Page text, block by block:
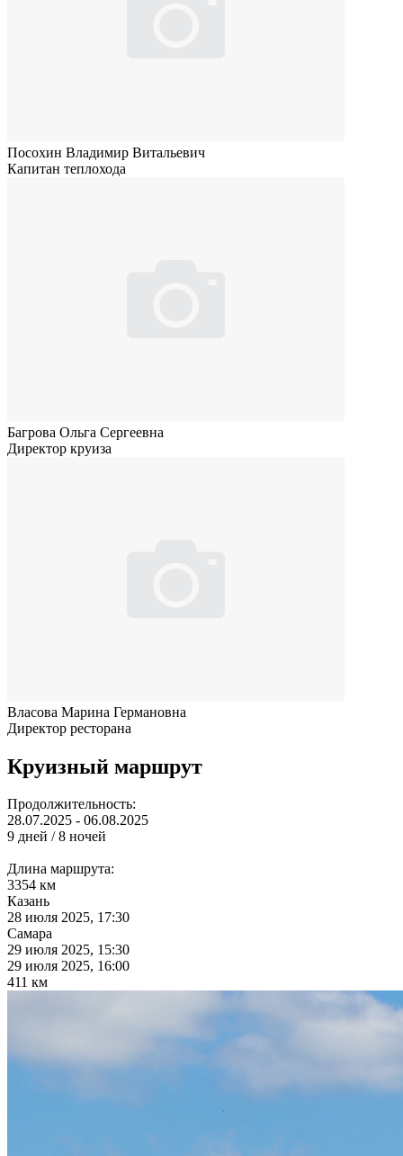
Посохин Владимир Витальевич
Капитан теплохода
Багрова Ольга Сергеевна
Директор круиза
Власова Марина Германовна
Директор ресторана
Круизный маршрут
Продолжительность:
28.07.2025 - 06.08.2025
9 дней / 8 ночей
Длина маршрута:
3354 км
Казань
28 июля 2025, 17:30
Самара
29 июля 2025, 15:30
29 июля 2025, 16:00
411 км